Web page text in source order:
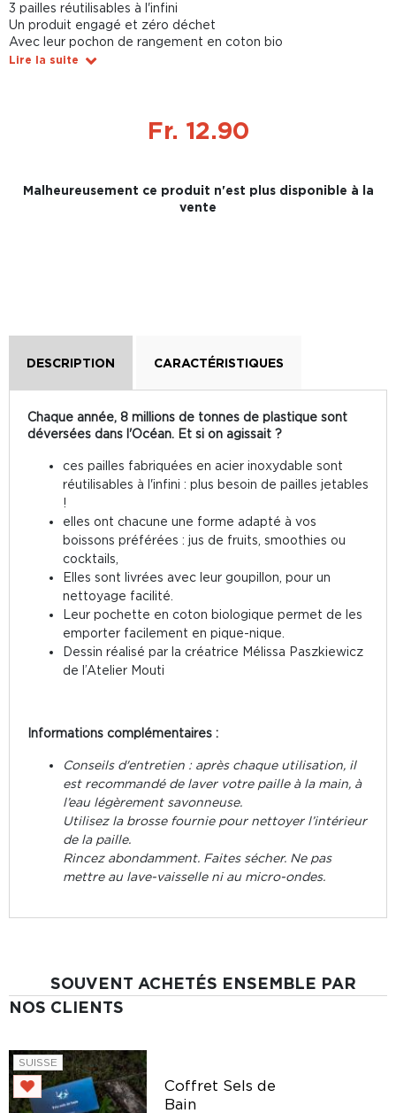
3 pailles réutilisables à l'infini
Un produit engagé et zéro déchet
Avec leur pochon de rangement en coton bio
Lire la suite
Fr. 12.90
Malheureusement ce produit n'est plus disponible à la
vente
DESCRIPTION CARACTÉRISTIQUES
Chaque année, 8 millions de tonnes de plastique sont
déversées dans l'Océan. Et si on agissait ?
ces pailles fabriquées en acier inoxydable sont
réutilisables à l'infini : plus besoin de pailles jetables
!
elles ont chacune une forme adapté à vos
boissons préférées : jus de fruits, smoothies ou
cocktails,
Elles sont livrées avec leur goupillon, pour un
nettoyage facilité.
Leur pochette en coton biologique permet de les
emporter facilement en pique-nique.
Dessin réalisé par la créatrice Mélissa Paszkiewicz
de l’Atelier Mouti
Informations complémentaires :
Conseils d'entretien : après chaque utilisation, il
est recommandé de laver votre paille à la main, à
l’eau légèrement savonneuse.
Utilisez la brosse fournie pour nettoyer l’intérieur
de la paille.
Rincez abondamment. Faites sécher. Ne pas
mettre au lave-vaisselle ni au micro-ondes.
SOUVENT ACHETÉS ENSEMBLE PAR
NOS CLIENTS
SUISSE
Coffret Sels de
Bain